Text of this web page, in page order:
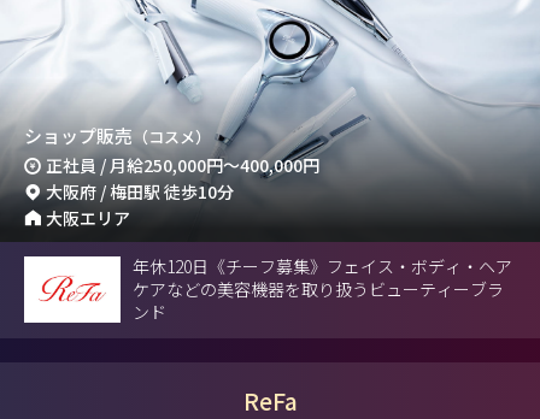
ショップ販売 （コスメ）
正社員 / 月給250,000円～400,000円
大阪府 / 梅田駅 徒歩10分
大阪エリア
年休120日《チーフ募集》フェイス・ボディ・ヘア
ケアなどの美容機器を取り扱うビューティーブラ
ンド
ReFa